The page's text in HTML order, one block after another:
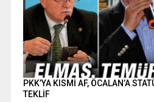
PKK’YA KISMİ AF, ÖCALAN’A
TEKLİF